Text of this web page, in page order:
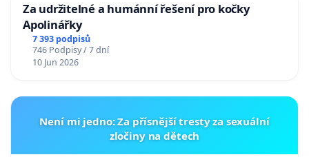
Za udržitelné a humánní řešení pro kočky
Apolinářky
7 393 podpisů
746 Podpisy / 7 dní
10 Jun 2026
Není mi jedno: Za přísnější tresty za sexuální
zločiny na dětech